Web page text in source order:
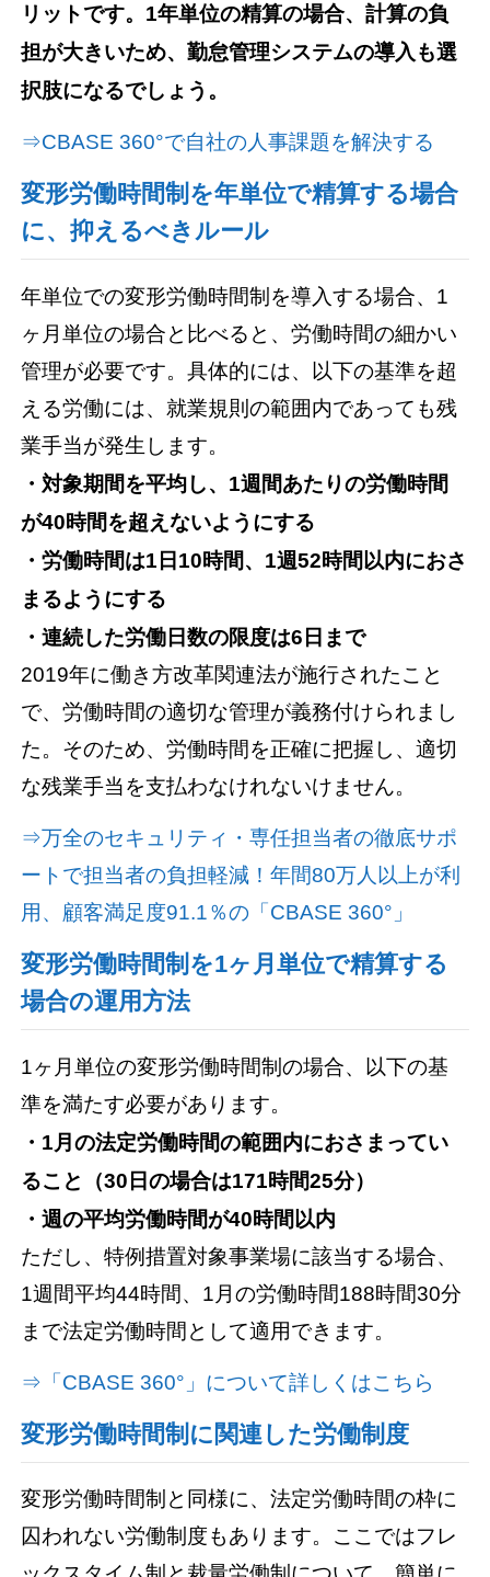
リットです。1年単位の精算の場合、計算の負
担が大きいため、勤怠管理システムの導入も選
択肢になるでしょう。
⇒CBASE 360°で自社の人事課題を解決する
変形労働時間制を年単位で精算する場合
に、抑えるべきルール
年単位での変形労働時間制を導入する場合、1
ヶ月単位の場合と比べると、労働時間の細かい
管理が必要です。具体的には、以下の基準を超
える労働には、就業規則の範囲内であっても残
業手当が発生します。
・対象期間を平均し、1週間あたりの労働時間
が40時間を超えないようにする
・労働時間は1日10時間、1週52時間以内におさ
まるようにする
・連続した労働日数の限度は6日まで
2019年に働き方改革関連法が施行されたこと
で、労働時間の適切な管理が義務付けられまし
た。そのため、労働時間を正確に把握し、適切
な残業手当を支払わなけれないけません。
⇒万全のセキュリティ・専任担当者の徹底サポ
ートで担当者の負担軽減！年間80万人以上が利
用、顧客満足度91.1％の「CBASE 360°」
変形労働時間制を1ヶ月単位で精算する
場合の運用方法
1ヶ月単位の変形労働時間制の場合、以下の基
準を満たす必要があります。
・1月の法定労働時間の範囲内におさまってい
ること（30日の場合は171時間25分）
・週の平均労働時間が40時間以内
ただし、特例措置対象事業場に該当する場合、
1週間平均44時間、1月の労働時間188時間30分
まで法定労働時間として適用できます。
⇒「CBASE 360°」について詳しくはこちら
変形労働時間制に関連した労働制度
変形労働時間制と同様に、法定労働時間の枠に
囚われない労働制度もあります。ここではフレ